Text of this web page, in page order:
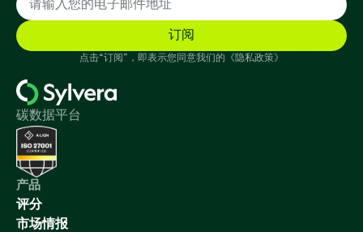
点击“订阅”，即表示您同意我们的《隐私政策》
碳数据平台
产品
评分
市场情报